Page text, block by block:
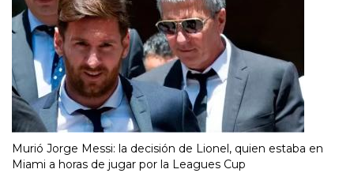
Murió Jorge Messi: la decisión de Lionel, quien estaba en
Miami a horas de jugar por la Leagues Cup